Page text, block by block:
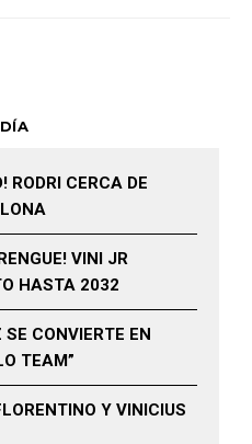
RODRI CERCA DE
VINI JR
HASTA 2032
CONVIERTE EN
TEAM”
Y VINICIUS